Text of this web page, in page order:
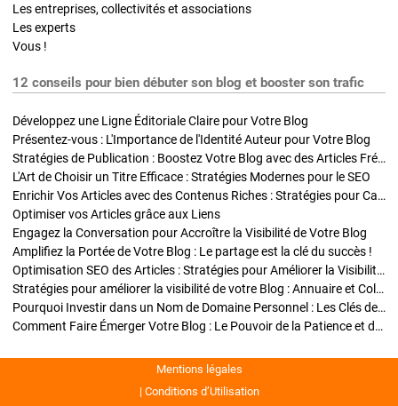
Les entreprises, collectivités et associations
Les experts
Vous !
12 conseils pour bien débuter son blog et booster son trafic
Développez une Ligne Éditoriale Claire pour Votre Blog
Présentez-vous : L'Importance de l'Identité Auteur pour Votre Blog
Stratégies de Publication : Boostez Votre Blog avec des Articles Fréquents et Exclusifs
L'Art de Choisir un Titre Efficace : Stratégies Modernes pour le SEO
Enrichir Vos Articles avec des Contenus Riches : Stratégies pour Captiver et Optimiser
Optimiser vos Articles grâce aux Liens
Engagez la Conversation pour Accroître la Visibilité de Votre Blog
Amplifiez la Portée de Votre Blog : Le partage est la clé du succès !
Optimisation SEO des Articles : Stratégies pour Améliorer la Visibilité de Votre Blog
Stratégies pour améliorer la visibilité de votre Blog : Annuaire et Collaborations
Pourquoi Investir dans un Nom de Domaine Personnel : Les Clés de la Réussite de Votre Blog
Comment Faire Émerger Votre Blog : Le Pouvoir de la Patience et de la Persévérance
Mentions légales
Conditions d’Utilisation